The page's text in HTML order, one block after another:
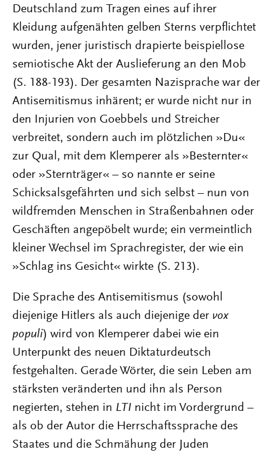
Deutschland zum Tragen eines auf ihrer
Kleidung aufgenähten gelben Sterns verpflichtet
wurden, jener juristisch drapierte beispiellose
semiotische Akt der Auslieferung an den Mob
(S. 188-193). Der gesamten Nazisprache war der
Antisemitismus inhärent; er wurde nicht nur in
den Injurien von Goebbels und Streicher
verbreitet, sondern auch im plötzlichen »Du«
zur Qual, mit dem Klemperer als »Besternter«
oder »Sternträger« – so nannte er seine
Schicksalsgefährten und sich selbst – nun von
wildfremden Menschen in Straßenbahnen oder
Geschäften angepöbelt wurde; ein vermeintlich
kleiner Wechsel im Sprachregister, der wie ein
»Schlag ins Gesicht« wirkte (S. 213).
Die Sprache des Antisemitismus (sowohl
diejenige Hitlers als auch diejenige der vox
populi) wird von Klemperer dabei wie ein
Unterpunkt des neuen Diktaturdeutsch
festgehalten. Gerade Wörter, die sein Leben am
stärksten veränderten und ihn als Person
negierten, stehen in LTI nicht im Vordergrund –
als ob der Autor die Herrschaftssprache des
Staates und die Schmähung der Juden